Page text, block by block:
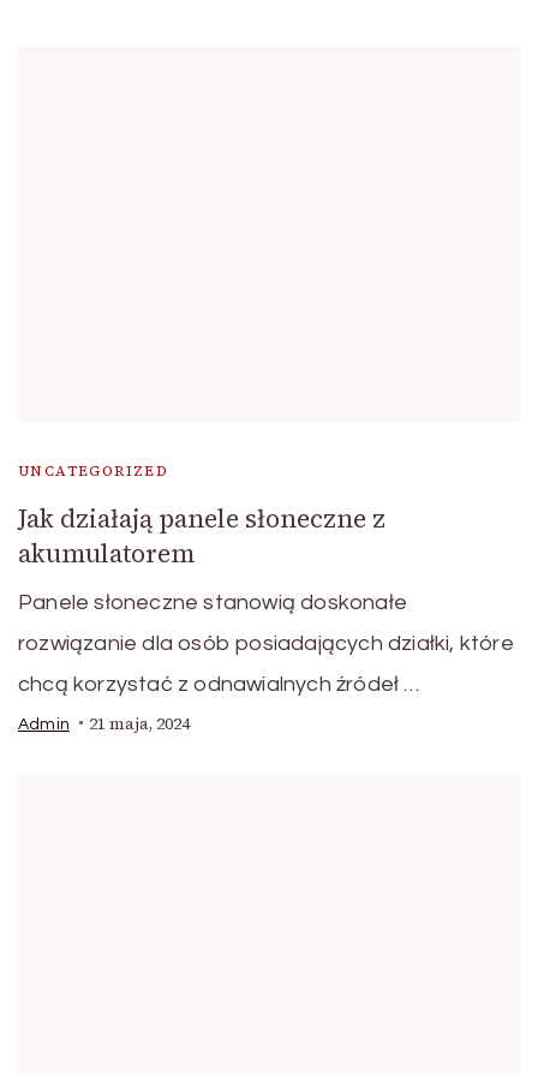
UNCATEGORIZED
Jak działają panele słoneczne z
akumulatorem
Panele słoneczne stanowią doskonałe
rozwiązanie dla osób posiadających działki, które
chcą korzystać z odnawialnych źródeł …
Admin 21 maja, 2024